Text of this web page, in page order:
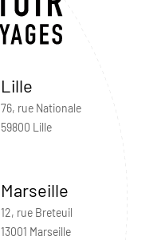
Lille
76, rue Nationale
59800 Lille
Marseille
12, rue Breteuil
13001 Marseille